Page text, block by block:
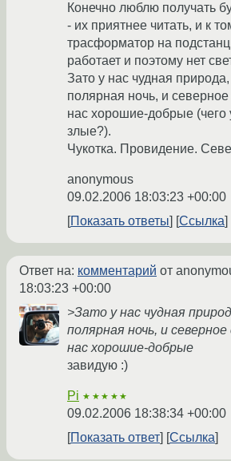
Конечно люблю получать
- их приятнее читать, и к
трасформатор на
работает и поэтому нет
Зато у нас чудная природа,
полярная ночь, и
нас хорошие-добрые (чего
злые?).
Чукотка. Провидение.
anonymous
09.02.2006 18:03:23 +00:00
Показать ответы
Ссылка
Ответ на: комментарий от
18:03:23 +00:00
>Зато у нас чудная
полярная ночь, и
нас хорошие-добрые
завидую :)
Pi ★★★★★
09.02.2006 18:38:34 +00:00
Показать ответ
Ссылка